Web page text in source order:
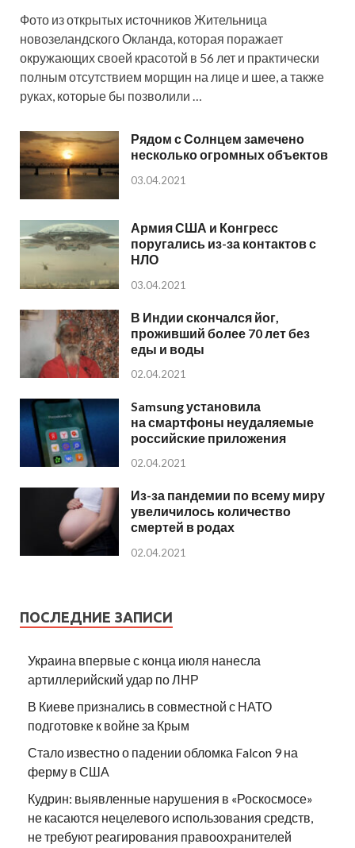
Фото из открытых источников Жительница
новозеландского Окланда, которая поражает
окружающих своей красотой в 56 лет и практически
полным отсутствием морщин на лице и шее, а также
руках, которые бы позволили …
Рядом с Солнцем замечено
несколько огромных объектов
03.04.2021
Армия США и Конгресс
поругались из-за контактов с
НЛО
03.04.2021
В Индии скончался йог,
проживший более 70 лет без
еды и воды
02.04.2021
Samsung установила
на смартфоны неудаляемые
российские приложения
02.04.2021
Из-за пандемии по всему миру
увеличилось количество
смертей в родах
02.04.2021
ПОСЛЕДНИЕ ЗАПИСИ
Украина впервые с конца июля нанесла
артиллерийский удар по ЛНР
В Киеве признались в совместной с НАТО
подготовке к войне за Крым
Стало известно о падении обломка Falcon 9 на
ферму в США
Кудрин: выявленные нарушения в «Роскосмосе»
не касаются нецелевого использования средств,
не требуют реагирования правоохранителей